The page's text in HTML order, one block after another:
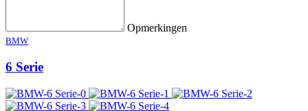
Opmerkingen
BMW
6 Serie